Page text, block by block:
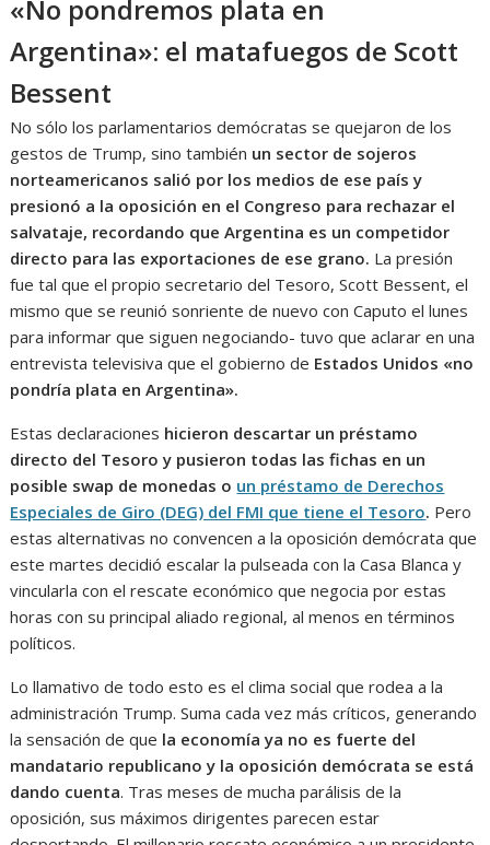
«No pondremos plata en
Argentina»: el matafuegos de Scott
Bessent
No sólo los parlamentarios demócratas se quejaron de los
gestos de Trump, sino también un sector de sojeros
norteamericanos salió por los medios de ese país y
presionó a la oposición en el Congreso para rechazar el
salvataje, recordando que Argentina es un competidor
directo para las exportaciones de ese grano. La presión
fue tal que el propio secretario del Tesoro, Scott Bessent, el
mismo que se reunió sonriente de nuevo con Caputo el lunes
para informar que siguen negociando- tuvo que aclarar en una
entrevista televisiva que el gobierno de Estados Unidos «no
pondría plata en Argentina».
Estas declaraciones hicieron descartar un préstamo
directo del Tesoro y pusieron todas las fichas en un
posible swap de monedas o un préstamo de Derechos
Especiales de Giro (DEG) del FMI que tiene el Tesoro. Pero
estas alternativas no convencen a la oposición demócrata que
este martes decidió escalar la pulseada con la Casa Blanca y
vincularla con el rescate económico que negocia por estas
horas con su principal aliado regional, al menos en términos
políticos.
Lo llamativo de todo esto es el clima social que rodea a la
administración Trump. Suma cada vez más críticos, generando
la sensación de que la economía ya no es fuerte del
mandatario republicano y la oposición demócrata se está
dando cuenta. Tras meses de mucha parálisis de la
oposición, sus máximos dirigentes parecen estar